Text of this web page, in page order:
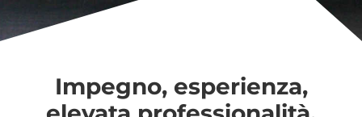
Impegno, esperienza,